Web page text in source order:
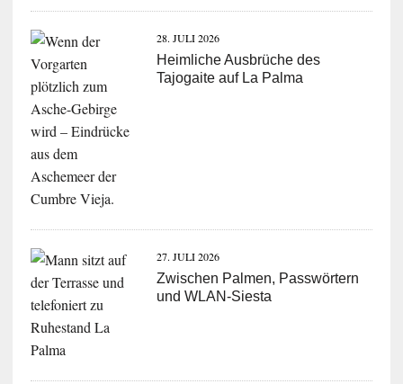
28. JULI 2026
Heimliche Ausbrüche des
Tajogaite auf La Palma
27. JULI 2026
Zwischen Palmen, Passwörtern
und WLAN-Siesta